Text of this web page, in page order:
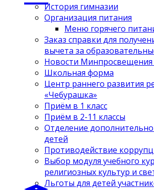
История гимназии
Организация питания
Меню горячего
Заказ справки для
вычета за
Новости Минпросвещения
Школьная форма
Центр раннего развития
«Чебурашка»
Приём в 1 класс
Приём в 2-11 классы
Отделение
детей
Противодействие
Выбор модуля учебного
религиозных культур и
Льготы для детей